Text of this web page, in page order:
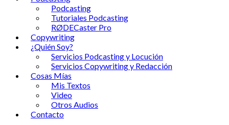
Podcasting
Tutoriales Podcasting
RØDECaster Pro
Copywriting
¿Quién Soy?
Servicios Podcasting y Locución
Servicios Copywriting y Redacción
Cosas Mías
Mis Textos
Video
Otros Audios
Contacto